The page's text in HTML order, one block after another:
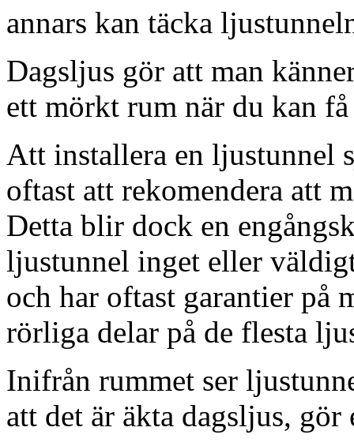
annars kan täcka
Dagsljus gör att man
ett mörkt rum när du kan
Att installera en ljustunnel
oftast att rekomendera att
Detta blir dock en
ljustunnel inget eller
och har oftast garantier på
rörliga delar på de flesta
Inifrån rummet ser
att det är äkta dagsljus,